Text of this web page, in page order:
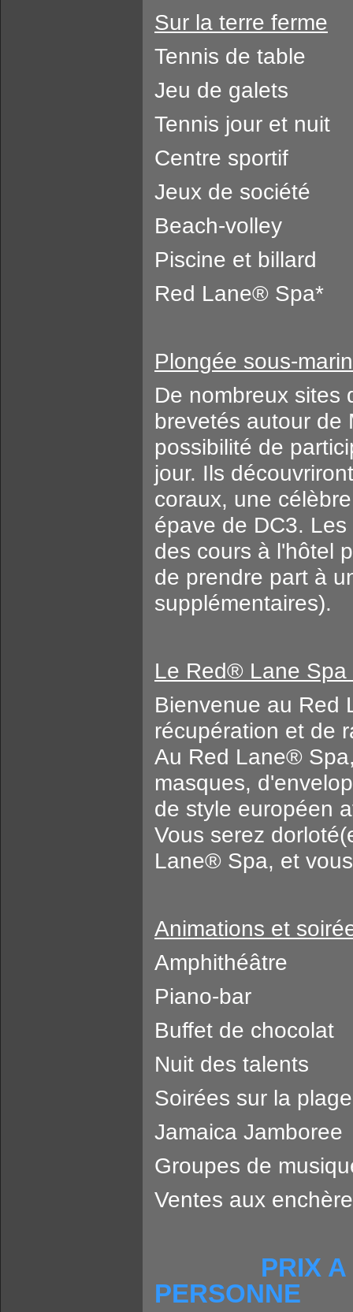
Sur la terre ferme
Tennis de table
Jeu de galets
Tennis jour et nuit
Centre sportif
Jeux de société
Beach-volley
Piscine et billard
Red Lane® Spa*
Plongée sous-
De nombreux sites
brevetés autour de
possibilité de
jour. Ils
coraux, une
épave de DC3.
des cours à l'hôtel
de prendre part à
supplémentaires).
Le Red® Lane Spa
Bienvenue au Red
récupération et de
Au Red Lane®
masques,
de style européen
Vous serez
Lane® Spa, et
Animations et
Amphithéâtre
Piano-bar
Buffet de chocolat
Nuit des talents
Soirées sur la plage
Jamaica Jamboree
Groupes de
Ventes aux
PRIX A
PERSONNE